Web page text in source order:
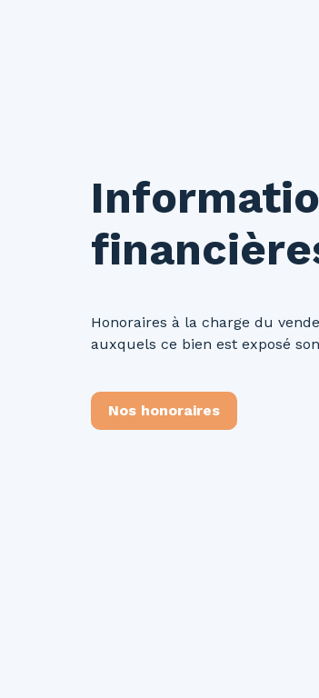
Honoraires à la charge du
auxquels ce bien est exposé
Nos honoraires